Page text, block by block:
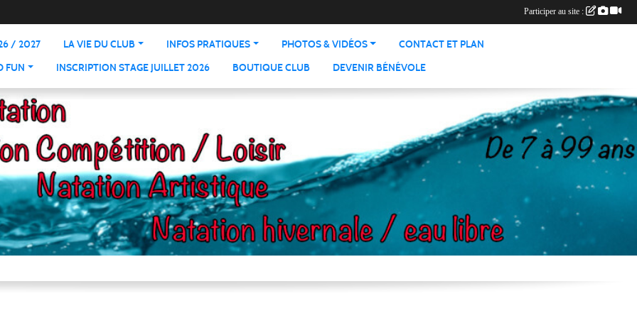
/ 2027 LA VIE DU CLUB INFOS PRATIQUES PHOTOS & VIDÉOS
CONTACT ET PLAN
FUN
INSCRIPTION STAGE JUILLET 2026 BOUTIQUE CLUB DEVENIR BÉNÉVOLE
Participer au site :